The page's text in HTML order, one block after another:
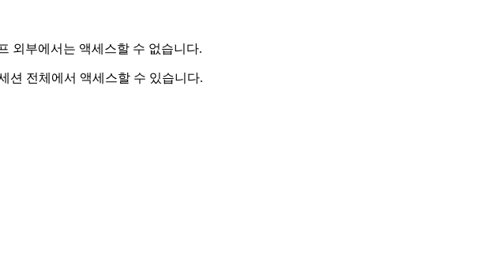
외부에서는 액세스할 수 없습니다.
션 전체에서 액세스할 수 있습니다.